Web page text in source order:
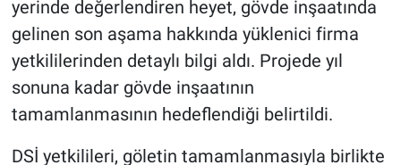
yerinde değerlendiren heyet, gövde inşaatında
gelinen son aşama hakkında yüklenici firma
yetkililerinden detaylı bilgi aldı. Projede yıl
sonuna kadar gövde inşaatının
tamamlanmasının hedeflendiği belirtildi.
DSİ yetkilileri, göletin tamamlanmasıyla birlikte